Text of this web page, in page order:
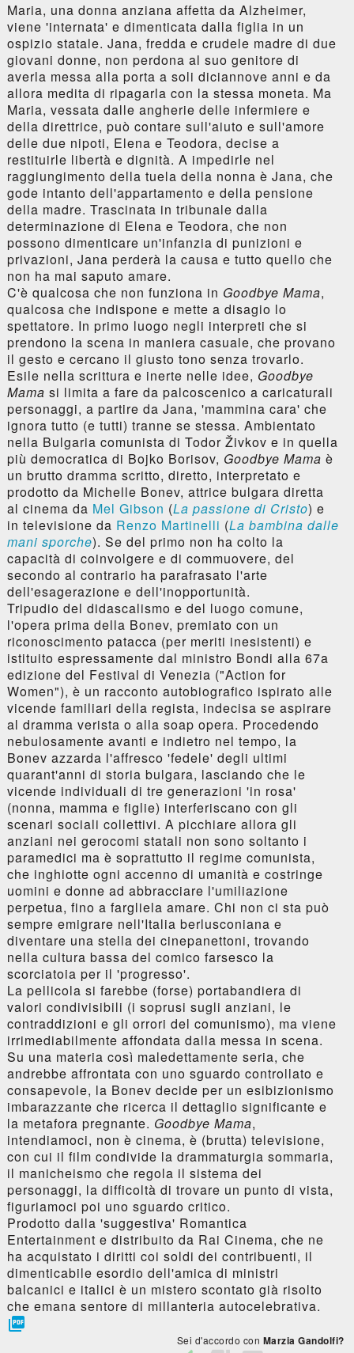
Maria, una donna anziana affetta da Alzheimer,
viene 'internata' e dimenticata dalla figlia in un
ospizio statale. Jana, fredda e crudele madre di due
giovani donne, non perdona al suo genitore di
averla messa alla porta a soli diciannove anni e da
allora medita di ripagarla con la stessa moneta. Ma
Maria, vessata dalle angherie delle infermiere e
della direttrice, può contare sull'aiuto e sull'amore
delle due nipoti, Elena e Teodora, decise a
restituirle libertà e dignità. A impedirle nel
raggiungimento della tuela della nonna è Jana, che
gode intanto dell'appartamento e della pensione
della madre. Trascinata in tribunale dalla
determinazione di Elena e Teodora, che non
possono dimenticare un'infanzia di punizioni e
privazioni, Jana perderà la causa e tutto quello che
non ha mai saputo amare.
C'è qualcosa che non funziona in Goodbye Mama,
qualcosa che indispone e mette a disagio lo
spettatore. In primo luogo negli interpreti che si
prendono la scena in maniera casuale, che provano
il gesto e cercano il giusto tono senza trovarlo.
Esile nella scrittura e inerte nelle idee, Goodbye
Mama si limita a fare da palcoscenico a caricaturali
personaggi, a partire da Jana, 'mammina cara' che
ignora tutto (e tutti) tranne se stessa. Ambientato
nella Bulgaria comunista di Todor Živkov e in quella
più democratica di Bojko Borisov, Goodbye Mama è
un brutto dramma scritto, diretto, interpretato e
prodotto da Michelle Bonev, attrice bulgara diretta
al cinema da Mel Gibson (La passione di Cristo) e
in televisione da Renzo Martinelli (La bambina dalle
mani sporche). Se del primo non ha colto la
capacità di coinvolgere e di commuovere, del
secondo al contrario ha parafrasato l'arte
dell'esagerazione e dell'inopportunità.
Tripudio del didascalismo e del luogo comune,
l'opera prima della Bonev, premiato con un
riconoscimento patacca (per meriti inesistenti) e
istituito espressamente dal ministro Bondi alla 67a
edizione del Festival di Venezia ("Action for
Women"), è un racconto autobiografico ispirato alle
vicende familiari della regista, indecisa se aspirare
al dramma verista o alla soap opera. Procedendo
nebulosamente avanti e indietro nel tempo, la
Bonev azzarda l'affresco 'fedele' degli ultimi
quarant'anni di storia bulgara, lasciando che le
vicende individuali di tre generazioni 'in rosa'
(nonna, mamma e figlie) interferiscano con gli
scenari sociali collettivi. A picchiare allora gli
anziani nei gerocomi statali non sono soltanto i
paramedici ma è soprattutto il regime comunista,
che inghiotte ogni accenno di umanità e costringe
uomini e donne ad abbracciare l'umiliazione
perpetua, fino a fargliela amare. Chi non ci sta può
sempre emigrare nell'Italia berlusconiana e
diventare una stella dei cinepanettoni, trovando
nella cultura bassa del comico farsesco la
scorciatoia per il 'progresso'.
La pellicola si farebbe (forse) portabandiera di
valori condivisibili (i soprusi sugli anziani, le
contraddizioni e gli orrori del comunismo), ma viene
irrimediabilmente affondata dalla messa in scena.
Su una materia così maledettamente seria, che
andrebbe affrontata con uno sguardo controllato e
consapevole, la Bonev decide per un esibizionismo
imbarazzante che ricerca il dettaglio significante e
la metafora pregnante. Goodbye Mama,
intendiamoci, non è cinema, è (brutta) televisione,
con cui il film condivide la drammaturgia sommaria,
il manicheismo che regola il sistema dei
personaggi, la difficoltà di trovare un punto di vista,
figuriamoci poi uno sguardo critico.
Prodotto dalla 'suggestiva' Romantica
Entertainment e distribuito da Rai Cinema, che ne
ha acquistato i diritti coi soldi dei contribuenti, il
dimenticabile esordio dell'amica di ministri
balcanici e italici è un mistero scontato già risolto
che emana sentore di millanteria autocelebrativa.

Sei d'accordo con Marzia Gandolfi?